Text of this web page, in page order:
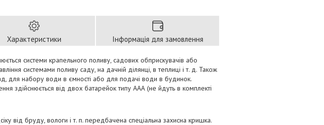
Характеристики Інформація для замовлення
системи крапельного поливу, садових обприскувачів або
системами поливу саду, на дачній ділянці, в теплиці і т. д. Також
для набору води в ємності або для подачі води в будинок.
здійснюється від двох батарейок типу ААА (не йдуть в комплекті
від бруду, вологи і т. п. передбачена спеціальна захисна кришка.